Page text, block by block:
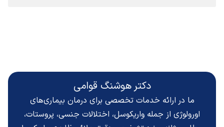
دکتر هوشنگ قوامی
ما در ارائه خدمات تخصصی برای درمان بیماری‌های
اورولوژی از جمله واریکوسل، اختلالات جنسی، پروستات،